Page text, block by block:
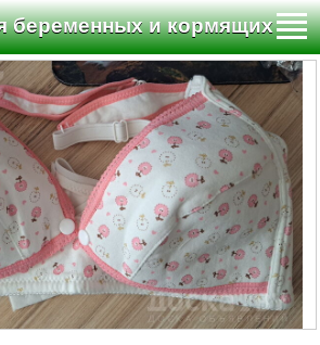
беременных и кормящих